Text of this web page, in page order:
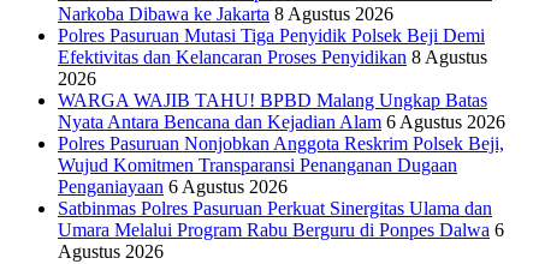
Narkoba Dibawa ke Jakarta 8 Agustus 2026
Polres Pasuruan Mutasi Tiga Penyidik Polsek Beji Demi
Efektivitas dan Kelancaran Proses Penyidikan 8 Agustus
2026
WARGA WAJIB TAHU! BPBD Malang Ungkap Batas
Nyata Antara Bencana dan Kejadian Alam 6 Agustus 2026
Polres Pasuruan Nonjobkan Anggota Reskrim Polsek Beji,
Wujud Komitmen Transparansi Penanganan Dugaan
Penganiayaan 6 Agustus 2026
Satbinmas Polres Pasuruan Perkuat Sinergitas Ulama dan
Umara Melalui Program Rabu Berguru di Ponpes Dalwa 6
Agustus 2026